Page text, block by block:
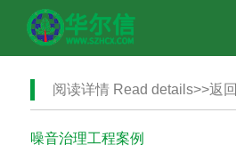
阅读详情 Read details>>返回
噪音治理工程案例